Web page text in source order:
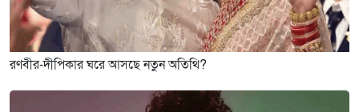
রণবীর-দীপিকার ঘরে আসছে নতুন অতিথি?